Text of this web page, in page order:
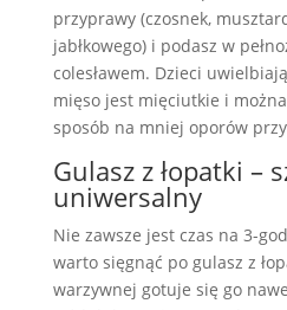
przyprawy (czosnek,
jabłkowego) i podasz w
colesławem. Dzieci
mięso jest mięciutkie i
sposób na mniej oporów
Gulasz z łopatki –
uniwersalny
Nie zawsze jest czas na 3-
warto sięgnąć po gulasz z
warzywnej gotuje się go